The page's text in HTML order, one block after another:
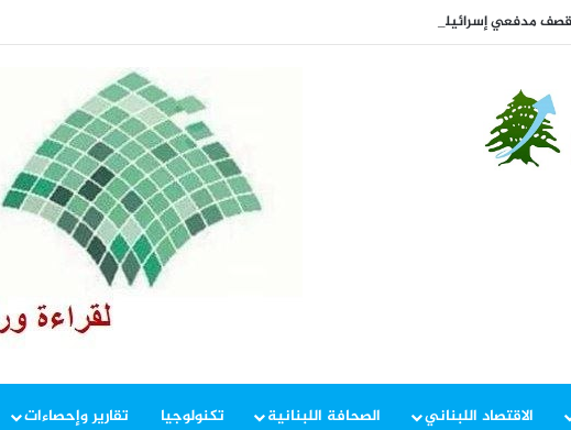
مدفعي إسرائيلي جنوباً.. وتقدّم للمشاة باتجاه كفرشوبا وزوطر
الاقتصاد اللبناني الصحافة اللبنانية تكنولوجيا تقارير وإحصاءات